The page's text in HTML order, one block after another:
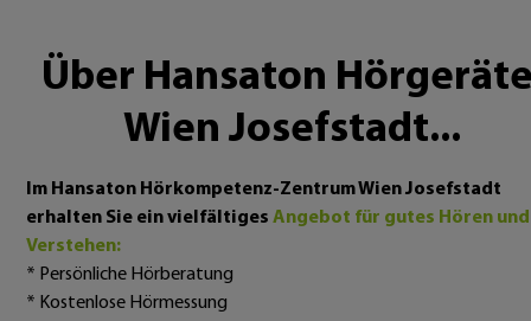
Über Hansaton
Wien Josefstadt...
Im Hansaton Hörkompetenz-Zentrum Wien Josefstadt
erhalten Sie ein vielfältiges Angebot für gutes Hören und
Verstehen:
* Persönliche Hörberatung
* Kostenlose Hörmessung